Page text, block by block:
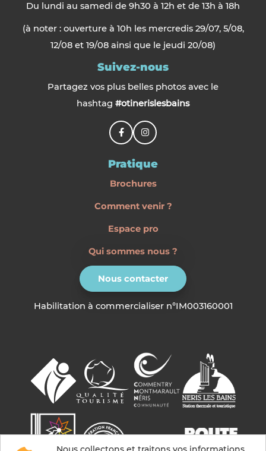
Du lundi au samedi de 9h30 à 12h et de 13h à 18h
(à noter : ouverture à 10h les mercredis 29/07, 5/08,
12/08 et 19/08 ainsi que le jeudi 20/08)
Suivez-nous
Partagez vos plus belles photos avec le
hashtag #otinerislesbains
Pratique
Brochures
Comment venir ?
Espace pro
Qui sommes nous ?
Nous contacter
Habilitation à commercialiser n°IM003160001